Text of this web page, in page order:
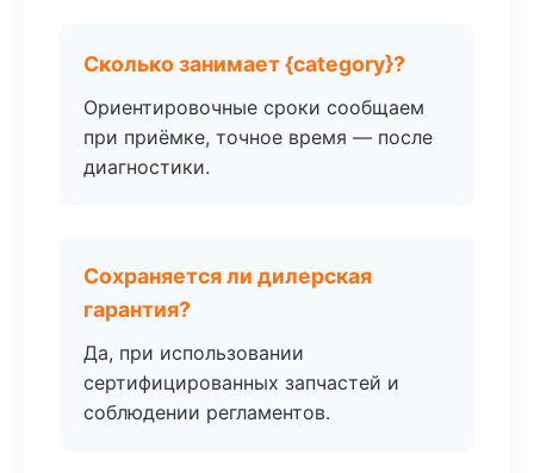
Сколько занимает {category}?
Ориентировочные сроки сообщаем
при приёмке, точное время — после
диагностики.
Сохраняется ли дилерская
гарантия?
Да, при использовании
сертифицированных запчастей и
соблюдении регламентов.